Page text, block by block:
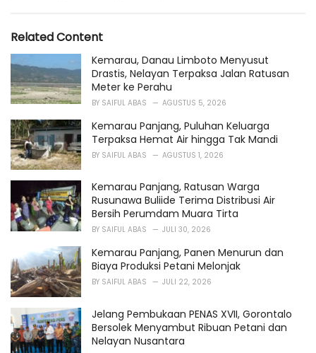
r
i
e
s
:
:Related Content
Kemarau, Danau Limboto Menyusut
Drastis, Nelayan Terpaksa Jalan Ratusan
Meter ke Perahu
BY SAIFUL ABAS AGUSTUS 5, 2026
Kemarau Panjang, Puluhan Keluarga
Terpaksa Hemat Air hingga Tak Mandi
BY SAIFUL ABAS AGUSTUS 1, 2026
Kemarau Panjang, Ratusan Warga
Rusunawa Buliide Terima Distribusi Air
Bersih Perumdam Muara Tirta
BY SAIFUL ABAS JULI 30, 2026
Kemarau Panjang, Panen Menurun dan
Biaya Produksi Petani Melonjak
BY SAIFUL ABAS JULI 22, 2026
Jelang Pembukaan PENAS XVII, Gorontalo
Bersolek Menyambut Ribuan Petani dan
Nelayan Nusantara